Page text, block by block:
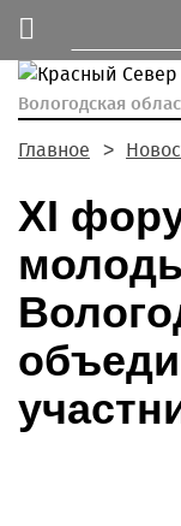
Вологодская
Главное
XI